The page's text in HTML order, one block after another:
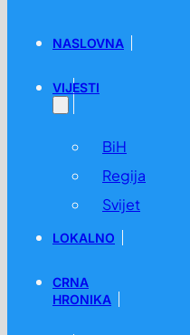
NASLOVNA
VIJESTI
BiH
Regija
Svijet
LOKALNO
CRNA
HRONIKA